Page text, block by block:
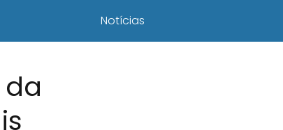
Notícias